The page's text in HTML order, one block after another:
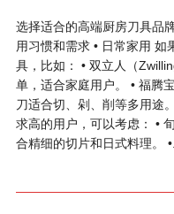
选择适合的高端厨房刀具品
用习惯和需求 • 日常家用
具，比如： • 双立人（
单，适合家庭用户。 • 福腾
刀适合切、剁、削等多用途
求高的用户，可以考虑： •
合精细的切片和日式料理。